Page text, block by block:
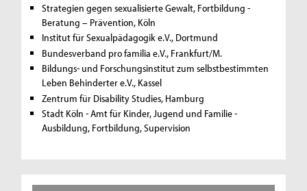
Strategien gegen sexualisierte Gewalt, Fortbildung -
Beratung – Prävention, Köln
Institut für Sexualpädagogik e.V., Dortmund
Bundesverband pro familia e.V., Frankfurt/M.
Bildungs- und Forschungsinstitut zum selbstbestimmten
Leben Behinderter e.V., Kassel
Zentrum für Disability Studies, Hamburg
Stadt Köln - Amt für Kinder, Jugend und Familie -
Ausbildung, Fortbildung, Supervision